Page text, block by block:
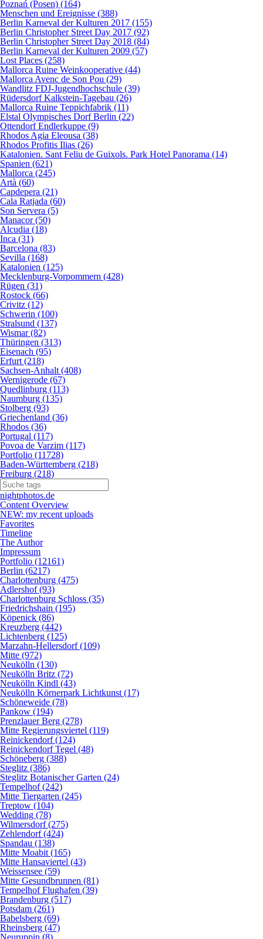
Poznań (Posen) (164)
Menschen und Ereignisse (388)
Berlin Karneval der Kulturen 2017 (155)
Berlin Christopher Street Day 2017 (92)
Berlin Christopher Street Day 2018 (84)
Berlin Karneval der Kulturen 2009 (57)
Lost Places (258)
Mallorca Ruine Weinkooperative (44)
Mallorca Avenc de Son Pou (29)
Wandlitz FDJ-Jugendhochschule (39)
Rüdersdorf Kalkstein-Tagebau (26)
Mallorca Ruine Teppichfabrik (11)
Elstal Olympisches Dorf Berlin (22)
Ottendorf Endlerkuppe (9)
Rhodos Agia Eleousa (38)
Rhodos Profitis Ilias (26)
Katalonien. Sant Feliu de Guixols. Park Hotel Panorama (14)
Spanien (621)
Mallorca (245)
Artà (60)
Capdepera (21)
Cala Ratjada (60)
Son Servera (5)
Manacor (50)
Alcudia (18)
Inca (31)
Barcelona (83)
Sevilla (168)
Katalonien (125)
Mecklenburg-Vorpommern (428)
Rügen (31)
Rostock (66)
Crivitz (12)
Schwerin (100)
Stralsund (137)
Wismar (82)
Thüringen (313)
Eisenach (95)
Erfurt (218)
Sachsen-Anhalt (408)
Wernigerode (67)
Quedlinburg (113)
Naumburg (135)
Stolberg (93)
Griechenland (36)
Rhodos (36)
Portugal (117)
Povoa de Varzim (117)
Portfolio (11728)
Baden-Württemberg (218)
Freiburg (218)
nightphotos.de
Content Overview
NEW: my recent uploads
Favorites
Timeline
The Author
Impressum
Portfolio (12161)
Berlin (6217)
Charlottenburg (475)
Adlershof (93)
Charlottenburg Schloss (35)
Friedrichshain (195)
Köpenick (86)
Kreuzberg (442)
Lichtenberg (125)
Marzahn-Hellersdorf (109)
Mitte (972)
Neukölln (130)
Neukölln Britz (72)
Neukölln Kindl (43)
Neukölln Körnerpark Lichtkunst (17)
Schöneweide (78)
Pankow (194)
Prenzlauer Berg (278)
Mitte Regierungsviertel (119)
Reinickendorf (124)
Reinickendorf Tegel (48)
Schöneberg (388)
Steglitz (386)
Steglitz Botanischer Garten (24)
Tempelhof (242)
Mitte Tiergarten (245)
Treptow (104)
Wedding (78)
Wilmersdorf (275)
Zehlendorf (424)
Spandau (138)
Mitte Moabit (165)
Mitte Hansaviertel (43)
Weissensee (59)
Mitte Gesundbrunnen (81)
Tempelhof Flughafen (39)
Brandenburg (517)
Potsdam (261)
Babelsberg (69)
Rheinsberg (47)
Neuruppin (8)